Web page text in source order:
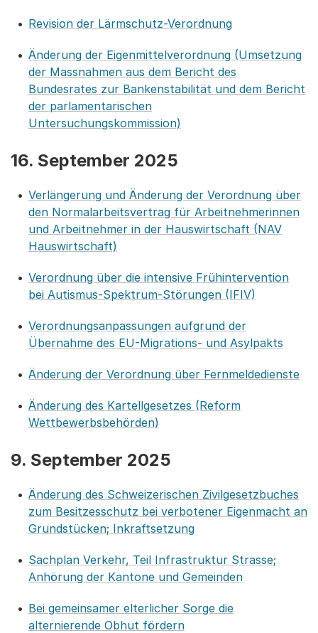
Revision der Lärmschutz-Verordnung
Änderung der Eigenmittelverordnung (Umsetzung
der Massnahmen aus dem Bericht des
Bundesrates zur Bankenstabilität und dem Bericht
der parlamentarischen
Untersuchungskommission)
16. September 2025
Verlängerung und Änderung der Verordnung über
den Normalarbeitsvertrag für Arbeitnehmerinnen
und Arbeitnehmer in der Hauswirtschaft (NAV
Hauswirtschaft)
Verordnung über die intensive Frühintervention
bei Autismus-Spektrum-Störungen (IFIV)
Verordnungsanpassungen aufgrund der
Übernahme des EU-Migrations- und Asylpakts
Änderung der Verordnung über Fernmeldedienste
Änderung des Kartellgesetzes (Reform
Wettbewerbsbehörden)
9. September 2025
Änderung des Schweizerischen Zivilgesetzbuches
zum Besitzesschutz bei verbotener Eigenmacht an
Grundstücken; Inkraftsetzung
Sachplan Verkehr, Teil Infrastruktur Strasse;
Anhörung der Kantone und Gemeinden
Bei gemeinsamer elterlicher Sorge die
alternierende Obhut fördern